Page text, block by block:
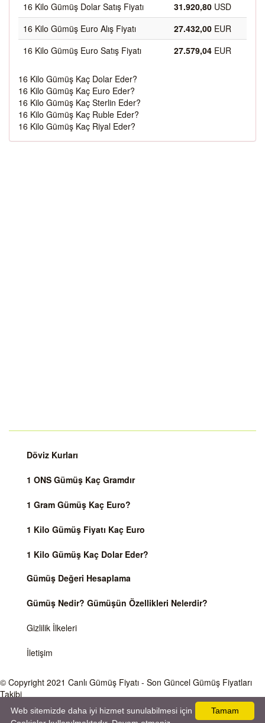
16 Kilo Gümüş Dolar Satış Fiyatı
31.920,80 USD
16 Kilo Gümüş Euro Alış Fiyatı
27.432,00 EUR
16 Kilo Gümüş Euro Satış Fiyatı
27.579,04 EUR
16 Kilo Gümüş Kaç Dolar Eder?
16 Kilo Gümüş Kaç Euro Eder?
16 Kilo Gümüş Kaç Sterlin Eder?
16 Kilo Gümüş Kaç Ruble Eder?
16 Kilo Gümüş Kaç Riyal Eder?
Döviz Kurları
1 ONS Gümüş Kaç Gramdır
1 Gram Gümüş Kaç Euro?
1 Kilo Gümüş Fiyatı Kaç Euro
1 Kilo Gümüş Kaç Dolar Eder?
Gümüş Değeri Hesaplama
Gümüş Nedir? Gümüşün Özellikleri Nelerdir?
Gizlilik İlkeleri
İletişim
© Copyright 2021 Canlı Gümüş Fiyatı - Son Güncel Gümüş Fiyatları
Takibi
Önemli Uyarı
Gümüş fiyatları ve Döviz Kurları, Dünya piyasalarında işlem gören ve anlık değişen
Tamam
Web sitemizde daha iyi hizmet sunulabilmesi için